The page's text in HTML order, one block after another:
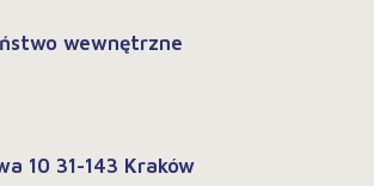
wewnętrzne
10 31-143 Kraków